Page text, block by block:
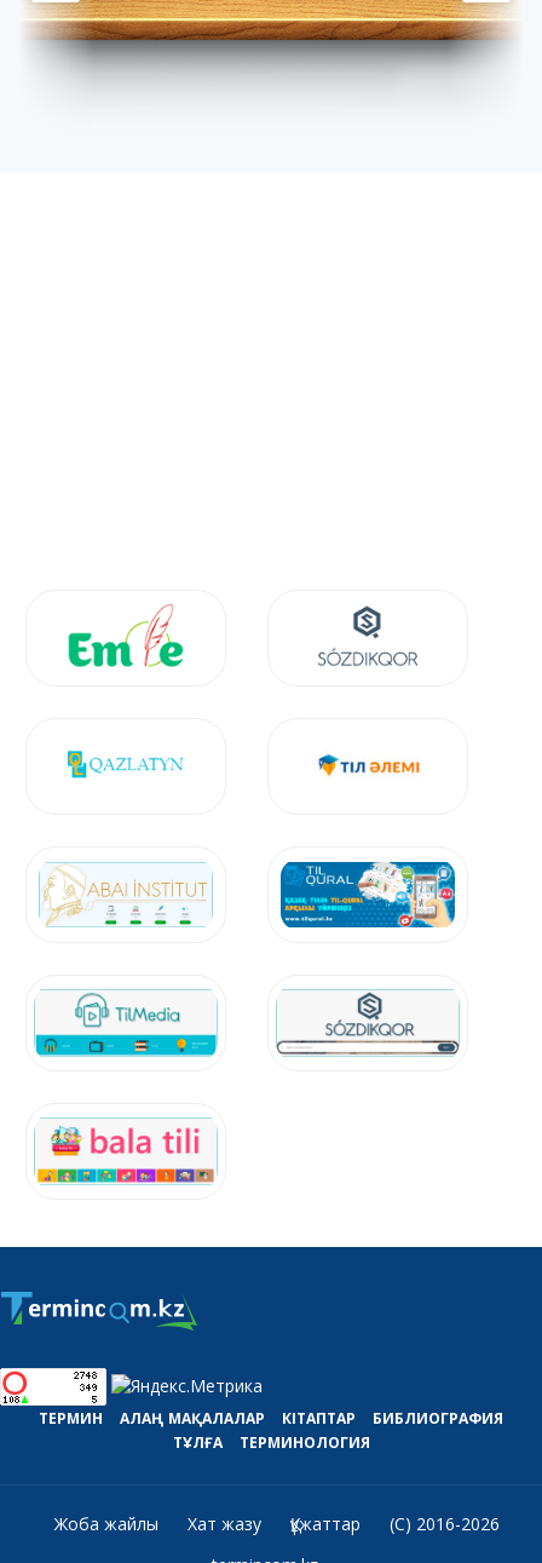
ТЕРМИН АЛАҢ МАҚАЛАЛАР КІТАПТАР
БИБЛИОГРАФИЯ
ТҰЛҒА
ТЕРМИНОЛОГИЯ
Жоба жайлы Хат жазу Құжаттар
(C) 2016-2026